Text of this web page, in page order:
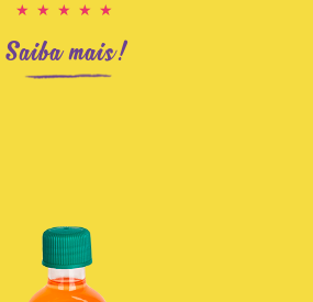
★★★★★
Saiba mais!